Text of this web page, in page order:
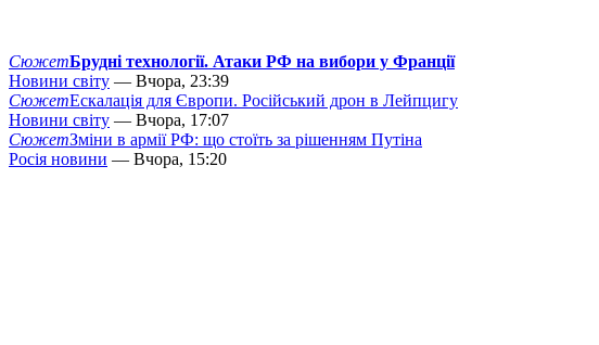
СюжетБрудні технології. Атаки РФ на вибори у Франції
Новини світу — Вчора, 23:39
СюжетЕскалація для Європи. Російський дрон в Лейпцигу
Новини світу — Вчора, 17:07
СюжетЗміни в армії РФ: що стоїть за рішенням Путіна
Росія новини — Вчора, 15:20